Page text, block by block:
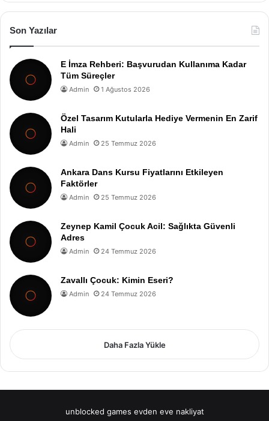
Son Yazılar
E İmza Rehberi: Başvurudan Kullanıma Kadar
Tüm Süreçler
Admin 1 Ağustos 2026
Özel Tasarım Kutularla Hediye Vermenin En Zarif
Hali
Admin 25 Temmuz 2026
Ankara Dans Kursu Fiyatlarını Etkileyen
Faktörler
Admin 25 Temmuz 2026
Zeynep Kamil Çocuk Acil: Sağlıkta Güvenli
Adres
Admin 24 Temmuz 2026
Zavallı Çocuk: Kimin Eseri?
Admin 24 Temmuz 2026
Daha Fazla Yükle
unblocked games evden eve nakliyat